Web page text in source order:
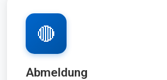
🔴
Abmeldung